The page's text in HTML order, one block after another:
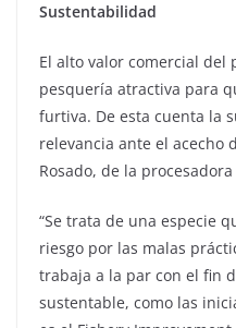
Sustentabilidad
El alto valor comercial del
pesquería atractiva para
furtiva. De esta cuenta la
relevancia ante el acecho
Rosado, de la
“Se trata de una especie
riesgo por las malas
trabaja a la par con el fin
sustentable, como las